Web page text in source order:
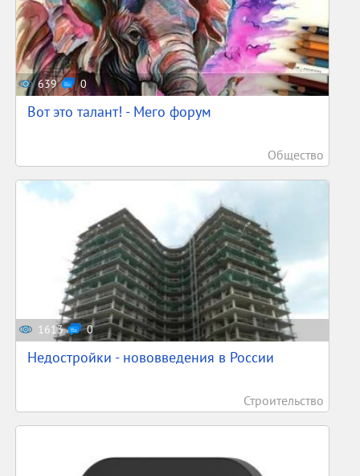
639 0
Вот это талант! - Мего форум
Общество
1613 0
Недостройки - нововведения в России
Строительство